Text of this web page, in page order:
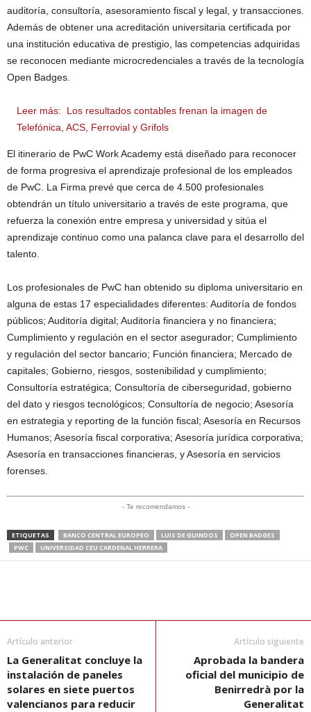
auditoría, consultoría, asesoramiento fiscal y legal, y transacciones.
Además de obtener una acreditación universitaria certificada por
una institución educativa de prestigio, las competencias adquiridas
se reconocen mediante microcredenciales a través de la tecnología
Open Badges.
Leer más:
Los resultados contables frenan la imagen de
Telefónica, ACS, Ferrovial y Grifols
El itinerario de PwC Work Academy está diseñado para reconocer
de forma progresiva el aprendizaje profesional de los empleados
de PwC. La Firma prevé que cerca de 4.500 profesionales
obtendrán un título universitario a través de este programa, que
refuerza la conexión entre empresa y universidad y sitúa el
aprendizaje continuo como una palanca clave para el desarrollo del
talento.
Los profesionales de PwC han obtenido su diploma universitario en
alguna de estas 17 especialidades diferentes: Auditoría de fondos
públicos; Auditoría digital; Auditoría financiera y no financiera;
Cumplimiento y regulación en el sector asegurador; Cumplimiento
y regulación del sector bancario; Función financiera; Mercado de
capitales; Gobierno, riesgos, sostenibilidad y cumplimiento;
Consultoría estratégica; Consultoría de ciberseguridad, gobierno
del dato y riesgos tecnológicos; Consultoría de negocio; Asesoría
en estrategia y reporting de la función fiscal; Asesoría en Recursos
Humanos; Asesoría fiscal corporativa; Asesoría jurídica corporativa;
Asesoría en transacciones financieras, y Asesoría en servicios
forenses.
- Te recomendamos -
ETIQUETAS BANCO CENTRAL EUROPEO LUIS DE GUINDOS
OPEN BADGES
PWC
UNIVERSIDAD CEU CARDENAL HERRERA
Artículo anterior
La Generalitat concluye la
instalación de paneles
solares en siete puertos
valencianos para reducir
Artículo siguiente
Aprobada la bandera
oficial del municipio de
Benirredrà por la
Generalitat